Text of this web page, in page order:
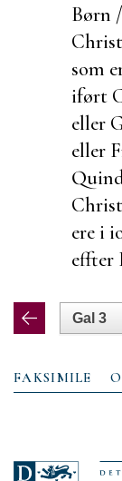
Børn
som
iført
eller
eller
ere i
effter
FAKSIMILE